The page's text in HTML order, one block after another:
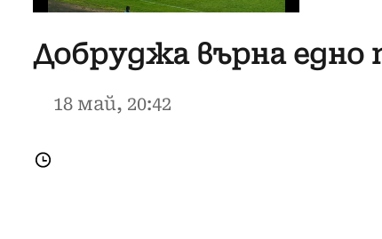
Добруджа върна едно
18 май, 20:42